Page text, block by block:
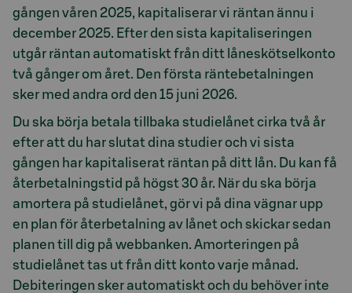
gången våren 2025, kapitaliserar vi räntan ännu i
december 2025. Efter den sista kapitaliseringen
utgår räntan automatiskt från ditt låneskötselkonto
två gånger om året. Den första räntebetalningen
sker med andra ord den 15 juni 2026.
Du ska börja betala tillbaka studielånet cirka två år
efter att du har slutat dina studier och vi sista
gången har kapitaliserat räntan på ditt lån. Du kan få
återbetalningstid på högst 30 år. När du ska börja
amortera på studielånet, gör vi på dina vägnar upp
en plan för återbetalning av lånet och skickar sedan
planen till dig på webbanken. Amorteringen på
studielånet tas ut från ditt konto varje månad.
Debiteringen sker automatiskt och du behöver inte